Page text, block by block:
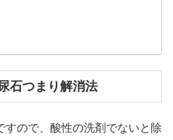
石つまり解消法
すので、酸性の洗剤でないと除